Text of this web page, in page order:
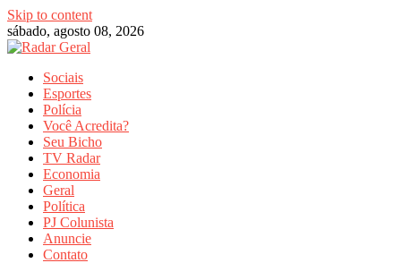
Skip to content
sábado, agosto 08, 2026
Sociais
Esportes
Polícia
Você Acredita?
Seu Bicho
TV Radar
Economia
Geral
Política
PJ Colunista
Anuncie
Contato